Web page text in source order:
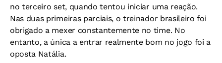
no terceiro set, quando tentou iniciar uma reação.
Nas duas primeiras parciais, o treinador brasileiro foi
obrigado a mexer constantemente no time. No
entanto, a única a entrar realmente bom no jogo foi a
oposta Natália.